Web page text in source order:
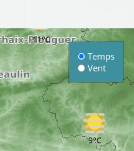
9°C
9°C
11°C
Temps
Vent